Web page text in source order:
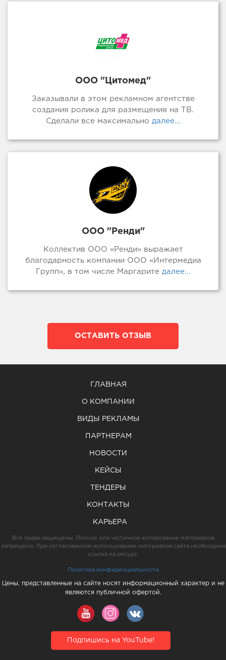
ООО "Цитомед"
Заказывали в этом рекламном агентстве
создания ролика для размещения на ТВ.
Сделали все максимально далее...
ООО "Ренди"
Коллектив ООО «Ренди» выражает
благодарность компании ООО «Интермедиа
Групп», в том числе Маргарите далее...
ОСТАВИТЬ ОТЗЫВ
ГЛАВНАЯ
О КОМПАНИИ
ВИДЫ РЕКЛАМЫ
ПАРТНЕРАМ
НОВОСТИ
КЕЙСЫ
ТЕНДЕРЫ
КОНТАКТЫ
КАРЬЕРА
Все права защищены. Полное или частичное копирование материалов
запрещено. При согласованном использовании материалов сайта необходима
ссылка на ресурс.
Политика конфиденциальности
Цены, представленные на сайте носят информационный характер и не
являются публичной офертой.
Подпишись на YouTube!